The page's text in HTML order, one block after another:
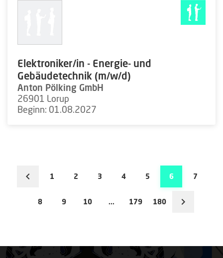
Elektroniker/in - Energie- und
Gebäudetechnik (m/w/d)
Anton Pölking GmbH
26901 Lorup
Beginn: 01.08.2027
1 2 3 4 5 6 7
8 9 10 ... 179 180